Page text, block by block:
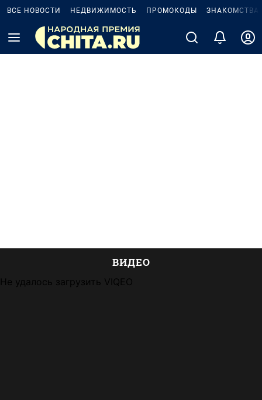
ВСЕ НОВОСТИ НЕДВИЖИМОСТЬ ПРОМОКОДЫ ЗНАКОМСТВА
ВИДЕО
Не удалось загрузить VIQEO